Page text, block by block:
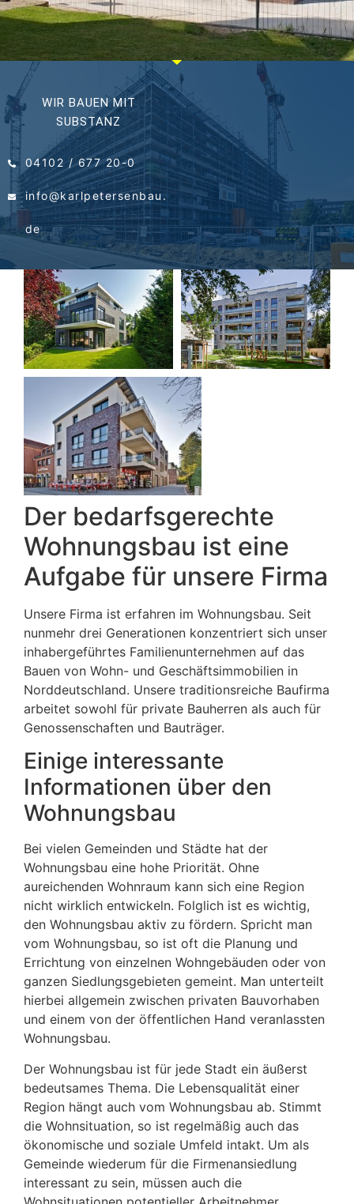
WIR BAUEN MIT
SUBSTANZ
04102 / 677 20-0
info@karlpetersenbau.
de
Der bedarfsgerechte
Wohnungsbau ist eine
Aufgabe für unsere Firma
Unsere Firma ist erfahren im Wohnungsbau. Seit
nunmehr drei Generationen konzentriert sich unser
inhabergeführtes Familienunternehmen auf das
Bauen von Wohn- und Geschäftsimmobilien in
Norddeutschland. Unsere traditionsreiche Baufirma
arbeitet sowohl für private Bauherren als auch für
Genossenschaften und Bauträger.
Einige interessante
Informationen über den
Wohnungsbau
Bei vielen Gemeinden und Städte hat der
Wohnungsbau eine hohe Priorität. Ohne
aureichenden Wohnraum kann sich eine Region
nicht wirklich entwickeln. Folglich ist es wichtig,
den Wohnungsbau aktiv zu fördern. Spricht man
vom Wohnungsbau, so ist oft die Planung und
Errichtung von einzelnen Wohngebäuden oder von
ganzen Siedlungsgebieten gemeint. Man unterteilt
hierbei allgemein zwischen privaten Bauvorhaben
und einem von der öffentlichen Hand veranlassten
Wohnungsbau.
Der Wohnungsbau ist für jede Stadt ein äußerst
bedeutsames Thema. Die Lebensqualität einer
Region hängt auch vom Wohnungsbau ab. Stimmt
die Wohnsituation, so ist regelmäßig auch das
ökonomische und soziale Umfeld intakt. Um als
Gemeinde wiederum für die Firmenansiedlung
interessant zu sein, müssen auch die